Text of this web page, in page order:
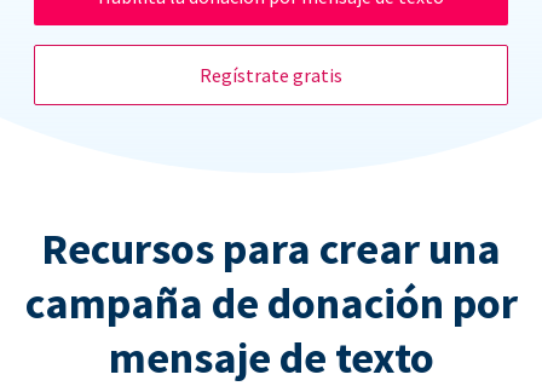
Regístrate gratis
Recursos para crear una
campaña de donación por
mensaje de texto